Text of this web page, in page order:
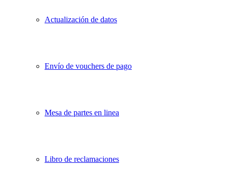
Actualización de datos
Envío de vouchers de pago
Mesa de partes en linea
Libro de reclamaciones